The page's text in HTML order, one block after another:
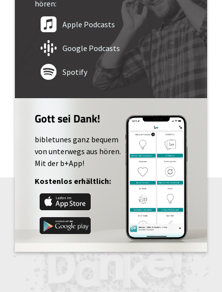
hören:
Apple Podcasts
Google Podcasts
Spotify
Gott sei Dank!
bibletunes ganz bequem
von unterwegs aus hören.
Mit der b+App!
Kostenlos erhältlich: